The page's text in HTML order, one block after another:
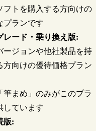
フトを購入する方向けの
プランです
レード・乗り換え版:
ージョンや他社製品を持
方向けの優待価格プラン
筆まめ」のみがこのプラ
しています
版: